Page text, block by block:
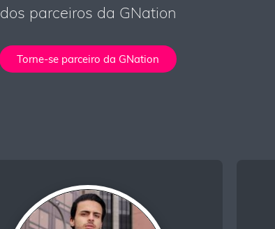
dos parceiros da GNation
Torne-se parceiro da GNation